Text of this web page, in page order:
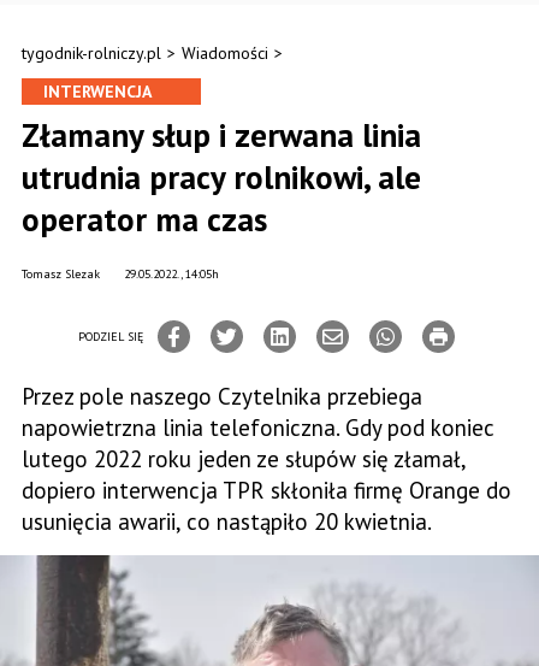
tygodnik-rolniczy.pl > Wiadomości >
INTERWENCJA
Złamany słup i zerwana linia
utrudnia pracy rolnikowi, ale
operator ma czas
29.05.2022., 14:05h
Tomasz Slezak
PODZIEL SIĘ
Przez pole naszego Czytelnika przebiega
napowietrzna linia telefoniczna. Gdy pod koniec
lutego 2022 roku jeden ze słupów się złamał,
dopiero interwencja TPR skłoniła firmę Orange do
usunięcia awarii, co nastąpiło 20 kwietnia.